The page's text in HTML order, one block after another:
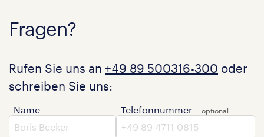
Fragen?
Rufen Sie uns an +49 89 500316-300 oder
schreiben Sie uns:
Name Telefonnummer